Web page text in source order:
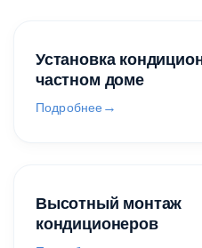
Установка
частном доме
Подробнее
Высотный монтаж
кондиционеров